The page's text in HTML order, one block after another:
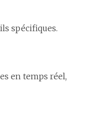
spécifiques.
en temps réel,